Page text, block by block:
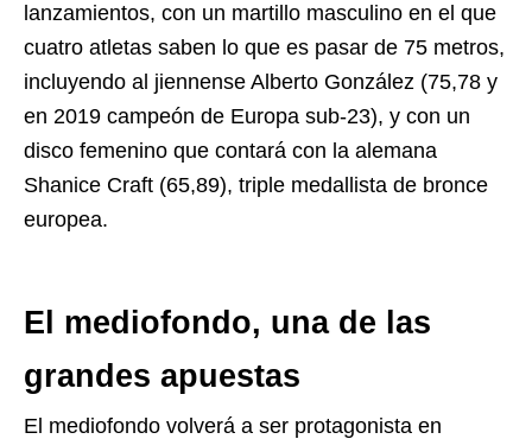
lanzamientos, con un martillo masculino en el que
cuatro atletas saben lo que es pasar de 75 metros,
incluyendo al jiennense Alberto González (75,78 y
en 2019 campeón de Europa sub-23), y con un
disco femenino que contará con la alemana
Shanice Craft (65,89), triple medallista de bronce
europea.
El mediofondo, una de las
grandes apuestas
El mediofondo volverá a ser protagonista en